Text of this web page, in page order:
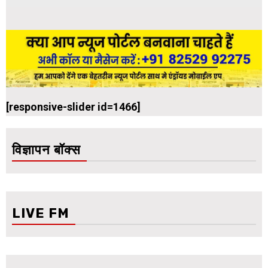
[responsive-slider id=1466]
विज्ञापन बॉक्स
LIVE FM